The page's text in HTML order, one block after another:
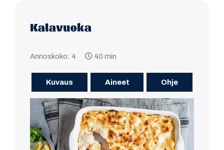
Kalavuoka
Annoskoko: 4 40 min
Kuvaus Aineet Ohje